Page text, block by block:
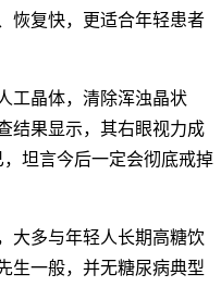
恢复快，更适合年轻患者
工晶体，清除浑浊晶状
结果显示，其右眼视力成
坦言今后一定会彻底戒掉
大多与年轻人长期高糖饮
生一般，并无糖尿病典型